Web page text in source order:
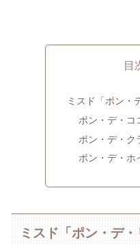
目
ミスド「ポン・
ポン・デ・コ
ポン・デ・ク
ポン・デ・ホ
ミスド「ポン・デ・